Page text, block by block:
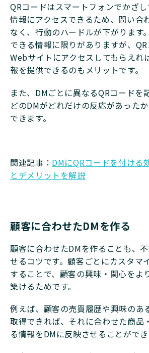
QRコードはスマートフォンでかざ
情報にアクセスできるため、問い合
なく、行動のハードルが下がります
できる情報に限りがありますが、
Webサイトにアクセスしてもらえれ
報を提供できるのもメリットです。
また、DMごとに異なるQRコードを
どのDMがどれだけの反応があった
できます。
関連記事： DMにQRコードを付ける
とデメリットを解説
顧客に合わせたDMを作る
顧客に合わせたDMを作ることも、
せるコツです。顧客ごとにカスタマ
することで、顧客の興味・関心をよ
築けるためです。
例えば、顧客の売買履歴や興味のあ
取得できれば、それに合わせた商品
る情報をDMに反映させることができ